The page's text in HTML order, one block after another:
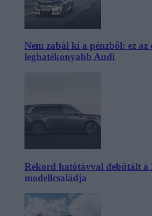
Nem zabál ki a pénzből: ez az
leghatékonyabb Audi
Rekord hatótávval debütált a
modellcsaládja